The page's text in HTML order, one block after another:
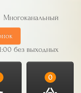
Многоканальный
без выходных
0